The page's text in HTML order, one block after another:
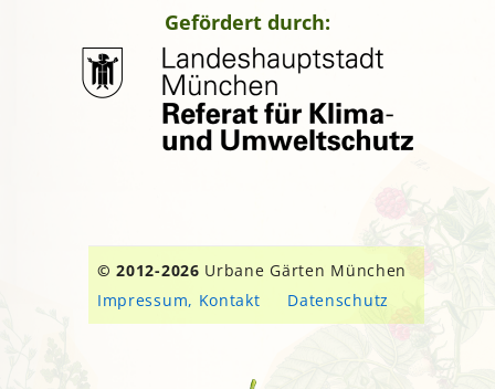
Gefördert durch:
© 2012-2026 Urbane Gärten München
Impressum, Kontakt
Datenschutz